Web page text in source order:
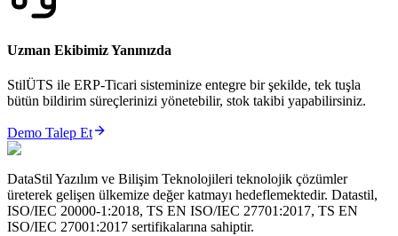
Uzman Ekibimiz Yanınızda
StilÜTS ile ERP-Ticari sisteminize entegre bir şekilde, tek tuşla
bütün bildirim süreçlerinizi yönetebilir, stok takibi yapabilirsiniz.
Demo Talep Et
DataStil Yazılım ve Bilişim Teknolojileri teknolojik çözümler
üreterek gelişen ülkemize değer katmayı hedeflemektedir. Datastil,
ISO/IEC 20000-1:2018, TS EN ISO/IEC 27701:2017, TS EN
ISO/IEC 27001:2017 sertifikalarına sahiptir.